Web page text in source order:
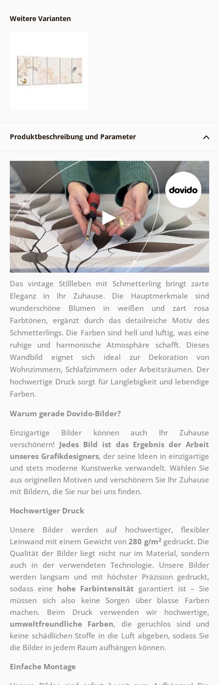
Weitere Varianten
Produktbeschreibung und Parameter
Das vintage Stillleben mit Schmetterling bringt zarte
Eleganz in Ihr Zuhause. Die Hauptmerkmale sind
wunderschöne Blumen in weißen und zart rosa
Farbtönen, ergänzt durch das detailreiche Motiv des
Schmetterlings. Die Farben sind hell und luftig, was eine
ruhige und harmonische Atmosphäre schafft. Dieses
Wandbild eignet sich ideal zur Dekoration von
Wohnzimmern, Schlafzimmern oder Arbeitsräumen. Der
hochwertige Druck sorgt für Langlebigkeit und lebendige
Farben.
Warum gerade Dovido-Bilder?
Einzigartige Bilder können auch Ihr Zuhause
verschönern! Jedes Bild ist das Ergebnis der Arbeit
unseres Grafikdesigners, der seine Ideen in einzigartige
und stets moderne Kunstwerke verwandelt. Wählen Sie
aus originellen Motiven und verschönern Sie Ihr Zuhause
mit Bildern, die Sie nur bei uns finden.
Hochwertiger Druck
Unsere Bilder werden auf hochwertiger, flexibler
Leinwand mit einem Gewicht von280 g/m2gedruckt. Die
Qualität der Bilder liegt nicht nur im Material, sondern
auch in der verwendeten Technologie. Unsere Bilder
werden langsam und mit höchster Präzision gedruckt,
sodass eine hohe Farbintensität garantiert ist – Sie
müssen sich also keine Sorgen über blasse Farben
machen. Beim Druck verwenden wir hochwertige,
umweltfreundliche Farben, die geruchlos sind und
keine schädlichen Stoffe in die Luft abgeben, sodass Sie
die Bilder in jedem Raum aufhängen können.
Einfache Montage